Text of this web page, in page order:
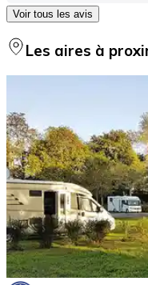
Voir tous les avis
Les aires à